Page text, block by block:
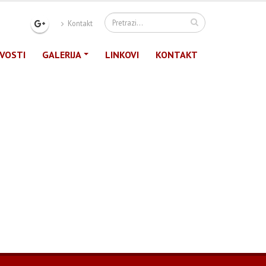
Kontakt
GALERIJA LINKOVI KONTAKT